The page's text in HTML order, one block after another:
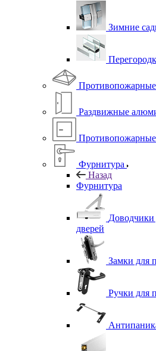
Зимние
Раздвижные
Фурнитура
Назад
Фурнитура
дверей
Замки для
Ручки для